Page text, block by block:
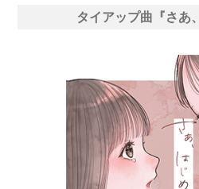
タイアップ曲『さあ